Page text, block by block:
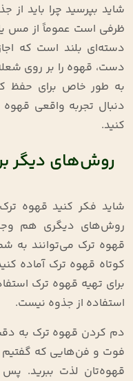
شاید بپرسید چرا باید از
ظرفی است عموماً از مس
دسته‌ای بلند است که
دست، قهوه را بر روی
به طور خاص برای حفظ
دنبال تجربه واقعی
کنید.
روش‌های دیگر
شاید فکر کنید قهوه
روش‌های دیگری هم
قهوه ترک می‌توانند به
کوتاه قهوه ترک آماده
برای تهیه قهوه ترک
استفاده از جذوه نیست.
دم کردن قهوه ترک به
فوت و فن‌هایی که گفتیم
قهوه‌تان لذت ببرید.